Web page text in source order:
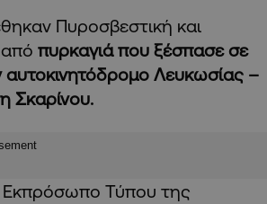
Πυροσβεστική και
πυρκαγιά που ξέσπασε σε
Λευκωσίας –
Σκαρίνου.
Τύπου της